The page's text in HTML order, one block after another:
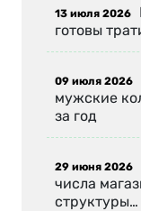
13 июля 2026
готовы
09 июля 2026
мужские
за год
29 июня 2026
числа
структуры…